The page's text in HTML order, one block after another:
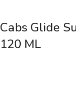
Cabs Glide
120 ML